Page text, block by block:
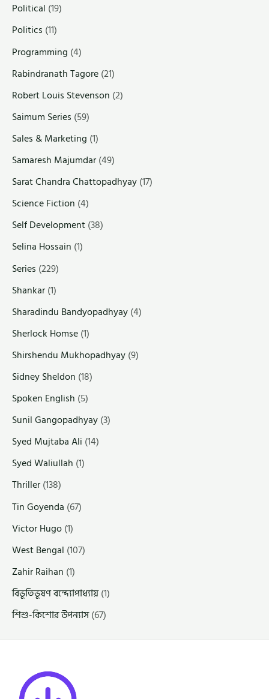
Political (19)
Politics (11)
Programming (4)
Rabindranath Tagore(21)
Robert Louis Stevenson (2)
Saimum Series (59)
Sales & Marketing (1)
Samaresh Majumdar(49)
Sarat Chandra Chattopadhyay(17)
Science Fiction (4)
Self Development(38)
Selina Hossain (1)
Series (229)
Shankar(1)
Sharadindu Bandyopadhyay(4)
Sherlock Homse(1)
Shirshendu Mukhopadhyay(9)
Sidney Sheldon (18)
Spoken English (5)
Sunil Gangopadhyay(3)
Syed Mujtaba Ali (14)
Syed Waliullah (1)
Thriller(138)
Tin Goyenda (67)
Victor Hugo(1)
West Bengal (107)
Zahir Raihan (1)
বিভূতিভূষণ বন্দ্যোপাধ্যায়(1)
শিশু-কিশোর উপন্যাস(67)